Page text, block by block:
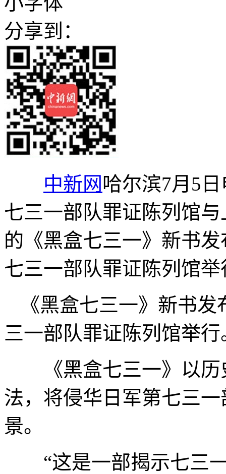
分享到：
中新网哈尔滨7月5
七三一部队罪证陈列馆
的《黑盒七三一》新书
七三一部队罪证陈列馆举
《黑盒七三一》新书
三一部队罪证陈列馆举
《黑盒七三一》以历
法，将侵华日军第七三
景。
“这是一部揭示七三一